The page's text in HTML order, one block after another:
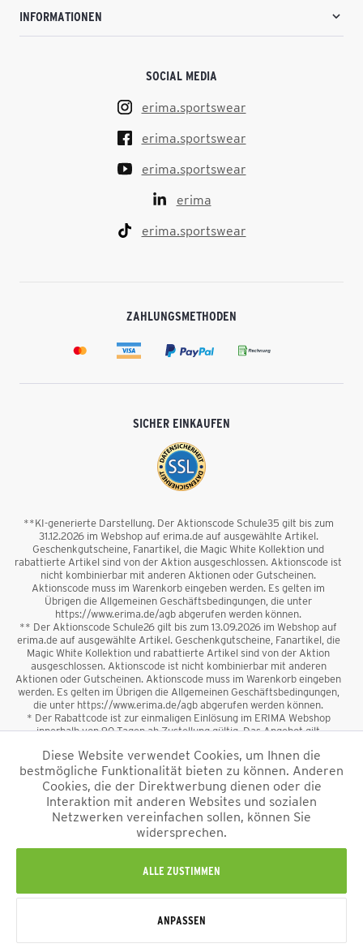
INFORMATIONEN
SOCIAL MEDIA
erima.sportswear
erima.sportswear
erima.sportswear
erima
erima.sportswear
ZAHLUNGSMETHODEN
SICHER EINKAUFEN
**KI-generierte Darstellung. Der Aktionscode Schule35 gilt bis zum
31.12.2026 im Webshop auf erima.de auf ausgewählte Artikel.
Geschenkgutscheine, Fanartikel, die Magic White Kollektion und
rabattierte Artikel sind von der Aktion ausgeschlossen. Aktionscode ist
nicht kombinierbar mit anderen Aktionen oder Gutscheinen.
Aktionscode muss im Warenkorb eingeben werden. Es gelten im
Übrigen die Allgemeinen Geschäftsbedingungen, die unter
https://www.erima.de/agb abgerufen werden können.
** Der Aktionscode Schule26 gilt bis zum 13.09.2026 im Webshop auf
erima.de auf ausgewählte Artikel. Geschenkgutscheine, Fanartikel, die
Magic White Kollektion und rabattierte Artikel sind von der Aktion
ausgeschlossen. Aktionscode ist nicht kombinierbar mit anderen
Aktionen oder Gutscheinen. Aktionscode muss im Warenkorb eingeben
werden. Es gelten im Übrigen die Allgemeinen Geschäftsbedingungen,
die unter https://www.erima.de/agb abgerufen werden können.
* Der Rabattcode ist zur einmaligen Einlösung im ERIMA Webshop
innerhalb von 90 Tagen ab Zustellung gültig. Das Angebot gilt
sowie Geschenkgutscheine sind vom Rabatt ausgeschlossen. Der
Rabattcode ist nicht mit anderen Aktionen oder Gutscheinen
kombinierbar. Der Mindestbestellwert beträgt 50 €
*Alle Preise verstehen sich inkl. Mehrwertsteuer und zzgl.
und ggf. Nachnahmegebühren, wenn nicht anders
beschrieben.
Alle Rechte vorbehalten © 2026
Diese Website verwendet Cookies, um Ihnen die
bestmögliche Funktionalität bieten zu können. Anderen
Cookies, die der Direktwerbung dienen oder die
Interaktion mit anderen Websites und sozialen
Netzwerken vereinfachen sollen, können Sie
widersprechen.